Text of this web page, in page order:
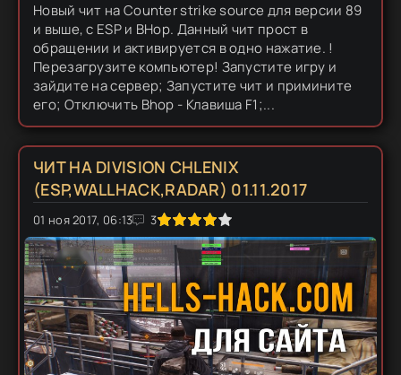
Новый чит на Сounter strike source для версии 89
и выше, с ESP и BHop. Данный чит прост в
обращении и активируется в одно нажатие. !
Перезагрузите компьютер! Запустите игру и
зайдите на сервер; Запустите чит и примините
его; Отключить Bhop - Клавиша F1;...
ЧИТ НА DIVISION CHLENIX
(ESP,WALLHACK,RADAR) 01.11.2017
01 ноя 2017, 06:13 3
1 2 3 4 5